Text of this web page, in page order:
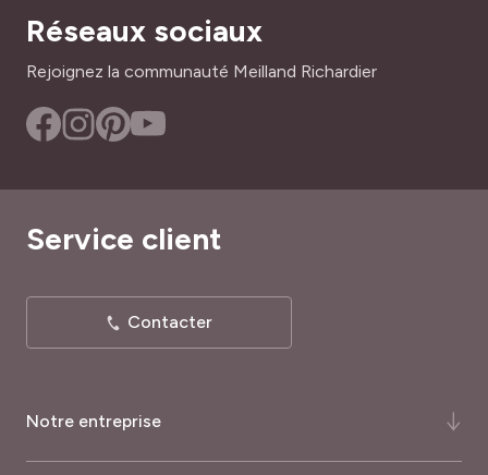
Réseaux sociaux
Rejoignez la communauté Meilland Richardier
Notre entreprise
Service client
Contacter